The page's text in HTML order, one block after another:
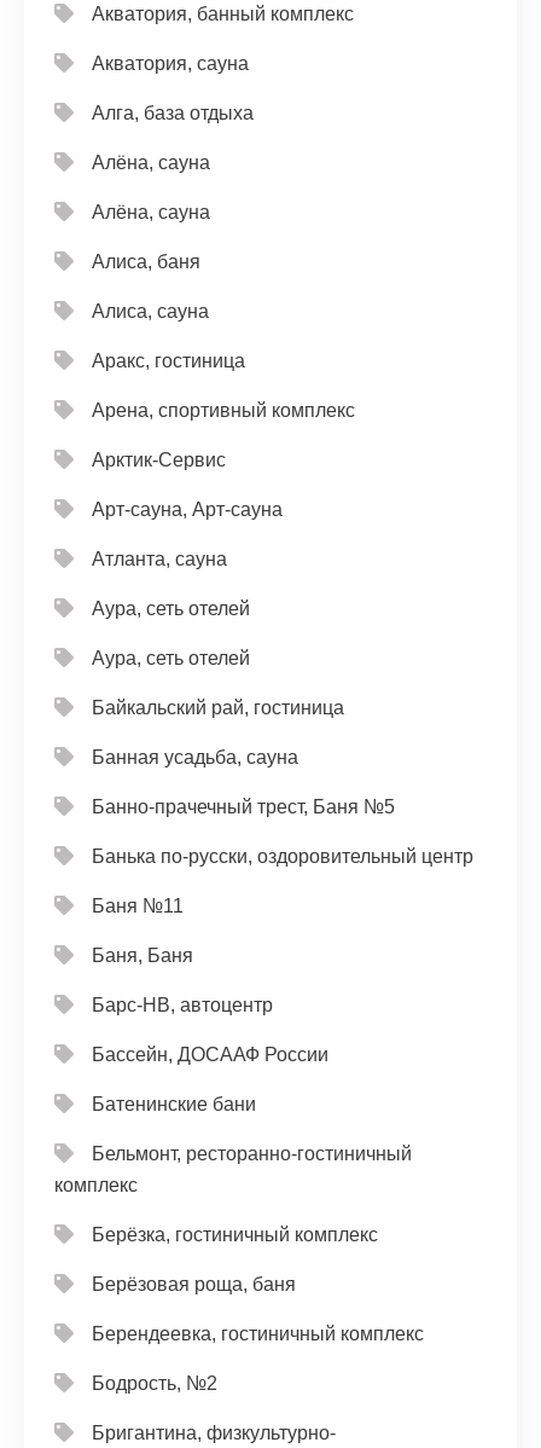
Акватория, банный комплекс
Акватория, сауна
Алга, база отдыха
Алёна, сауна
Алёна, сауна
Алиса, баня
Алиса, сауна
Аракс, гостиница
Арена, спортивный комплекс
Арктик-Сервис
Арт-сауна, Арт-сауна
Атланта, сауна
Аура, сеть отелей
Аура, сеть отелей
Байкальский рай, гостиница
Банная усадьба, сауна
Банно-прачечный трест, Баня №5
Банька по-русски, оздоровительный центр
Баня №11
Баня, Баня
Барс-НВ, автоцентр
Бассейн, ДОСААФ России
Батенинские бани
Бельмонт, ресторанно-гостиничный
комплекс
Берёзка, гостиничный комплекс
Берёзовая роща, баня
Берендеевка, гостиничный комплекс
Бодрость, №2
Бригантина, физкультурно-